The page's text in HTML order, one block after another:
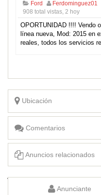
Ford Ferdominguez01
908 total vistas, 2 hoy
OPORTUNIDAD !!!! Vendo
línea nueva, Mod: 2015 en
reales, todos los servicios
Ubicación
Comentarios
Anuncios relacionados
Vendo F100
Anunciante